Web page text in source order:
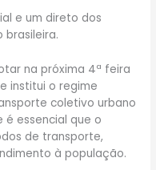
e um direto dos
brasileira.
na próxima 4ª feira
institui o regime
coletivo urbano
é essencial que o
de transporte,
à população.